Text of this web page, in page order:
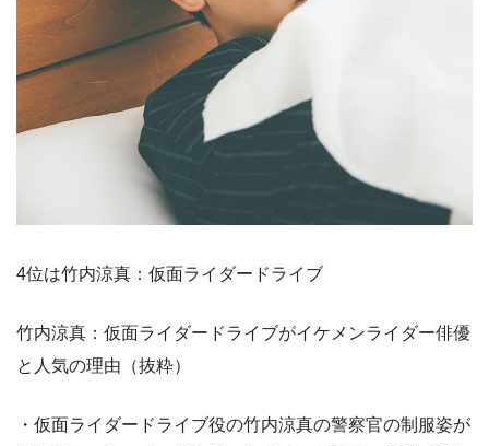
4位は竹内涼真：仮面ライダードライブ
竹内涼真：仮面ライダードライブがイケメンライダー俳優
と人気の理由（抜粋）
・仮面ライダードライブ役の竹内涼真の警察官の制服姿が